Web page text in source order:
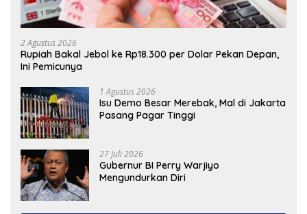
2 Agustus 2026
Rupiah Bakal Jebol ke Rp18.300 per Dolar Pekan Depan,
Ini Pemicunya
1 Agustus 2026
Isu Demo Besar Merebak, Mal di Jakarta
Pasang Pagar Tinggi
27 Juli 2026
Gubernur BI Perry Warjiyo
Mengundurkan Diri